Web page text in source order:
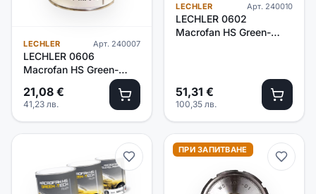
LECHLER Арт. 240007
LECHLER 0606
Macrofan HS Green-
Tech Filler/сив/-1л
21,08 €
41,23 лв.
LECHLER Арт. 240010
LECHLER 0602
Macrofan HS Green-
51,31 €
100,35 лв.
ПРИ ЗАПИТВАНЕ